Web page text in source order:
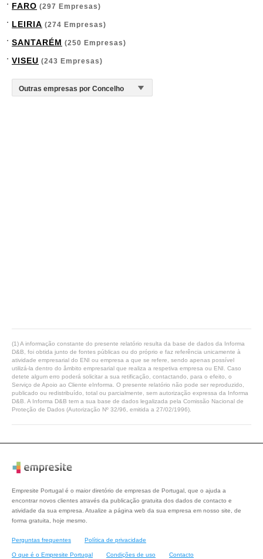
FARO (297 Empresas)
LEIRIA (274 Empresas)
SANTARÉM (250 Empresas)
VISEU (243 Empresas)
(1) A informação constante do presente relatório resulta da base de dados da Informa
D&B, foi obtida junto de fontes públicas ou do próprio e faz referência unicamente à
atividade empresarial do ENI ou empresa a que se refere, sendo apenas possível
utilizá-la dentro do âmbito empresarial que realiza a respetiva empresa ou ENI. Caso
detete algum erro poderá solicitar a sua retificação, contactando, para o efeito, o
Serviço de Apoio ao Cliente eInforma. O presente relatório não pode ser reproduzido,
publicado ou redistribuído, total ou parcialmente, sem autorização expressa da Informa
D&B. A Informa D&B tem a sua base de dados legalizada pela Comissão Nacional de
Proteção de Dados (Autorização Nº 32/96, emitida a 27/02/1996).
Empresite Portugal é o maior diretório de empresas de Portugal, que o ajuda a
encontrar novos clientes através da publicação gratuita dos dados de contacto e
atividade da sua empresa. Atualize a página web da sua empresa em nosso site, de
forma gratuita, hoje mesmo.
Perguntas frequentes Política de privacidade
O que é o Empresite Portugal Condições de uso Contacto